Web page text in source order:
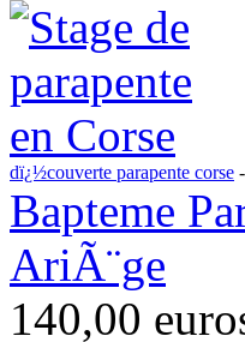
dï¿½couverte parapente corse -
Bapteme
AriÃ¨ge
140,00